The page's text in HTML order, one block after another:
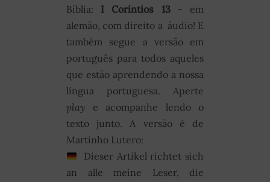
Bíblia: I Coríntios 13- em
alemão, com direito a áudio! E
também segue a versão em
português para todos aqueles
que estão aprendendo a nossa
língua portuguesa. Aperte
play e acompanhe lendo o
texto junto. A versão é de
Martinho Lutero:
Dieser Artikel richtet sich
an alle meine Leser, die